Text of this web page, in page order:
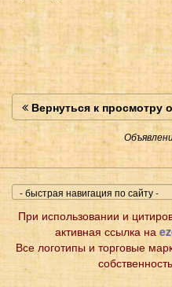
Вернуться к просмотру
При использовании и
активная ссылка на
Все логотипы и торговые